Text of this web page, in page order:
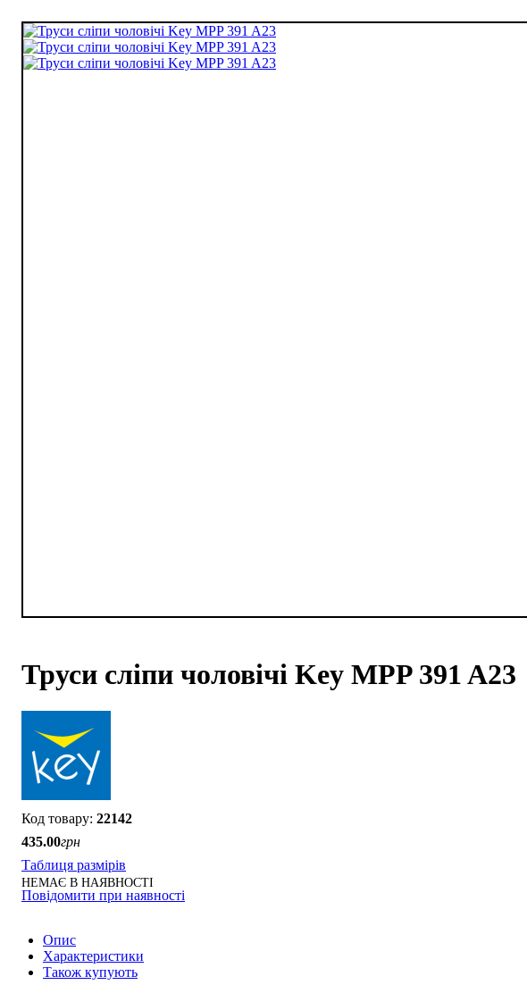
Труси сліпи чоловічі Key MPP 391 A23
22142
435.00грн
Таблиця размірів
НЕМАЄ В НАЯВНОСТІ
Повідомити при наявності
Опис
Характеристики
Також купують